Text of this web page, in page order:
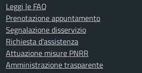
Leggi le FAQ
Prenotazione appuntamento
Segnalazione disservizio
Richiesta d'assistenza
Attuazione misure PNRR
Amministrazione trasparente